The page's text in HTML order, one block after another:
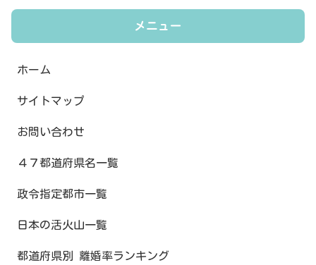
メニュー
ホーム
サイトマップ
お問い合わせ
４７都道府県名一覧
政令指定都市一覧
日本の活火山一覧
都道府県別 離婚率ランキング